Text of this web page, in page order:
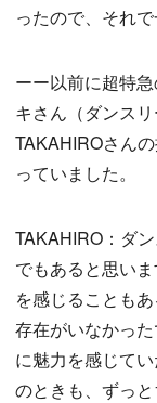
ったので、それ
ーー以前に超特
キさん（ダンス
TAKAHIROさん
っていました。
TAKAHIRO：ダ
でもあると思い
を感じることも
存在がいなかっ
に魅力を感じて
のときも、ずっ